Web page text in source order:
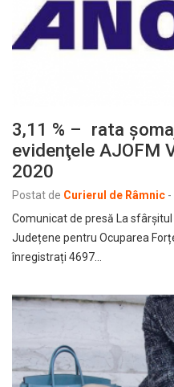
3,11 % – rata
evidenţele AJOFM
2020
Postat de Curierul de Râmnic -
Comunicat de presă La
Județene pentru Ocuparea
înregistrați 4697…